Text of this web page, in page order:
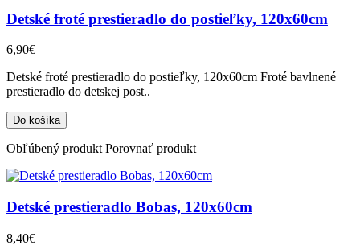
Detské froté prestieradlo do postieľky, 120x60cm
6,90€
Detské froté prestieradlo do postieľky, 120x60cm Froté bavlnené
prestieradlo do detskej post..
Obľúbený produkt Porovnať produkt
Detské prestieradlo Bobas, 120x60cm
8,40€